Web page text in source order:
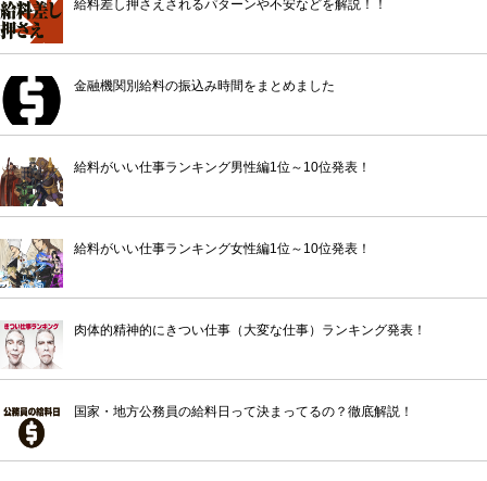
給料差し押さえされるパターンや不安などを解説！！
金融機関別給料の振込み時間をまとめました
給料がいい仕事ランキング男性編1位～10位発表！
給料がいい仕事ランキング女性編1位～10位発表！
肉体的精神的にきつい仕事（大変な仕事）ランキング発表！
国家・地方公務員の給料日って決まってるの？徹底解説！